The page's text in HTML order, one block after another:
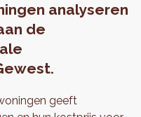
analyseren
de
geeft